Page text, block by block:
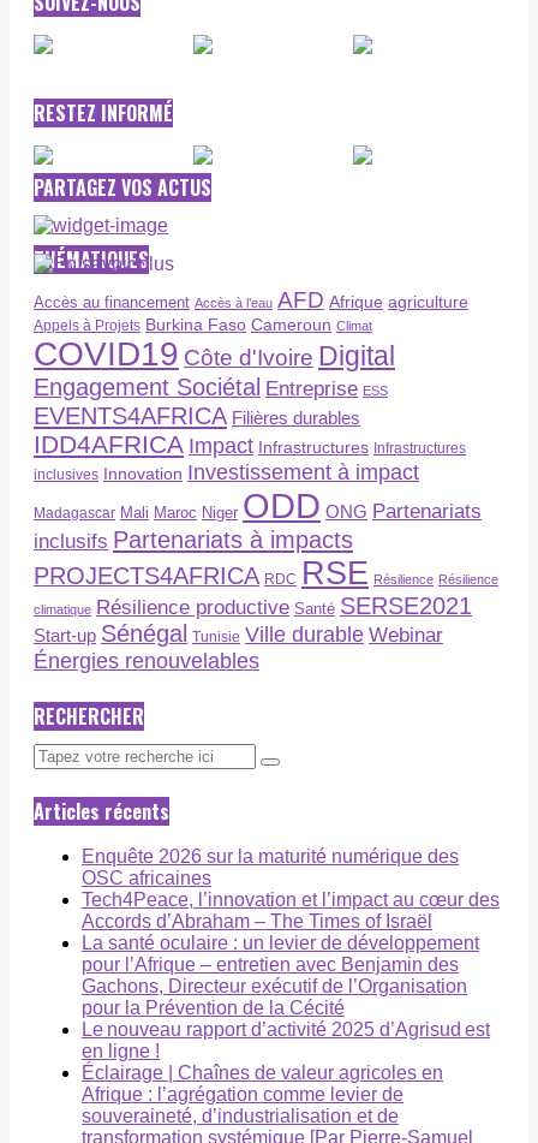
RESTEZ INFORMÉ
PARTAGEZ VOS ACTUS
THÉMATIQUES
Accès au financement Accès à l’eau AFD Afrique agriculture
Appels à Projets Burkina Faso Cameroun Climat
COVID19 Côte d'Ivoire Digital
Engagement Sociétal Entreprise ESS
EVENTS4AFRICA Filières durables
IDD4AFRICA Impact Infrastructures Infrastructures
inclusives Innovation Investissement à impact
Madagascar Mali Maroc Niger ODD ONG Partenariats
inclusifs Partenariats à impacts
PROJECTS4AFRICA RDC RSE Résilience Résilience
climatique Résilience productive Santé SERSE2021
Start-up Sénégal Tunisie Ville durable Webinar
Énergies renouvelables
RECHERCHER
Articles récents
Enquête 2026 sur la maturité numérique des
OSC africaines
Tech4Peace, l’innovation et l’impact au cœur des
Accords d’Abraham – The Times of Israël
La santé oculaire : un levier de développement
pour l’Afrique – entretien avec Benjamin des
Gachons, Directeur exécutif de l’Organisation
pour la Prévention de la Cécité
Le nouveau rapport d’activité 2025 d’Agrisud est
en ligne !
Éclairage | Chaînes de valeur agricoles en
Afrique : l’agrégation comme levier de
souveraineté, d’industrialisation et de
transformation systémique [Par Pierre-Samuel